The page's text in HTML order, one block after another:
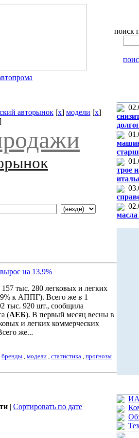
поиск
авторынок [x] модели [x]
на 13,9%
тыс. 280 легковых и легких
к АППГ). Всего же в 1
тыс. 920 шт., сообщила
(АЕБ). В первый месяц весны в
и легких коммерческих
же...
бренды , модели , статистика , прогнозы
| Сортировать по дате
трое
ИА